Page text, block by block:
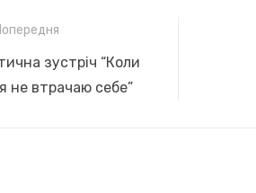
зустріч “Коли
не втрачаю себе”